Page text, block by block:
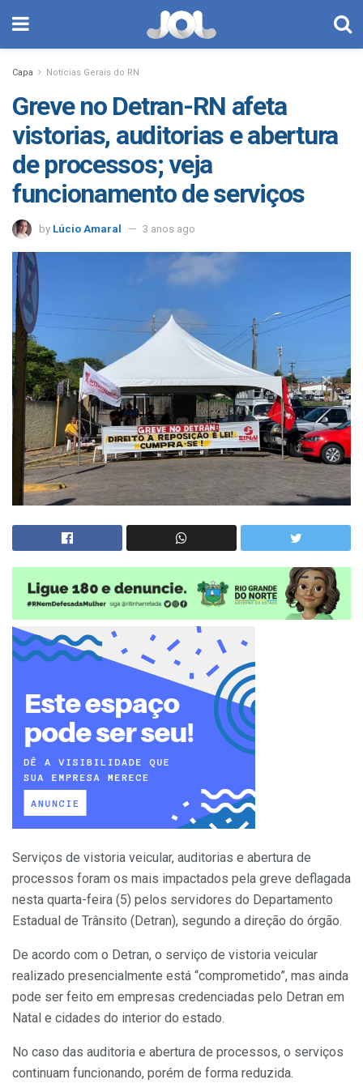
Capa Notícias Gerais do RN
Greve no Detran-RN afeta
vistorias, auditorias e abertura
de processos; veja
funcionamento de serviços
by Lúcio Amaral 3 anos ago
Serviços de vistoria veicular, auditorias e abertura de
processos foram os mais impactados pela greve deflagada
nesta quarta-feira (5) pelos servidores do Departamento
Estadual de Trânsito (Detran), segundo a direção do órgão.
De acordo com o Detran, o serviço de vistoria veicular
realizado presencialmente está “comprometido”, mas ainda
pode ser feito em empresas credenciadas pelo Detran em
Natal e cidades do interior do estado.
No caso das auditoria e abertura de processos, o serviços
continuam funcionando, porém de forma reduzida.